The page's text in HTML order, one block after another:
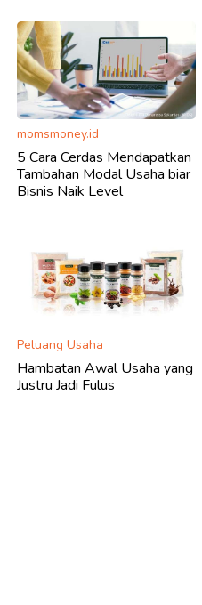
momsmoney.id
5 Cara Cerdas Mendapatkan
Tambahan Modal Usaha biar
Bisnis Naik Level
Peluang Usaha
Hambatan Awal Usaha yang
Justru Jadi Fulus